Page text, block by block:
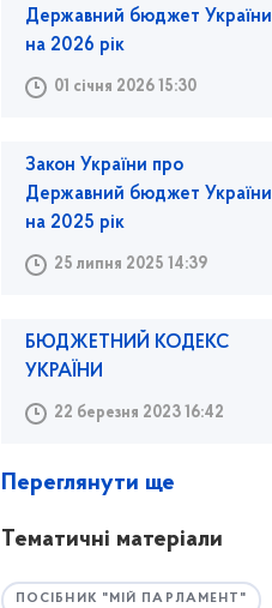
Державний бюджет України
на 2026 рік
01 січня 2026 15:30
Закон України про
Державний бюджет України
на 2025 рік
25 липня 2025 14:39
БЮДЖЕТНИЙ КОДЕКС
УКРАЇНИ
22 березня 2023 16:42
Переглянути ще
Тематичні матеріали
ПОСІБНИК "МІЙ ПАРЛАМЕНТ"